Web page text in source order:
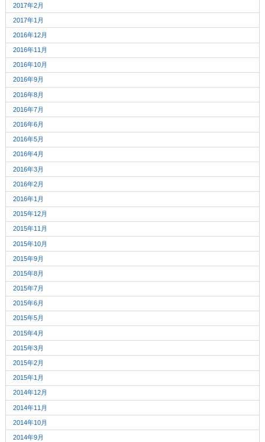
2017年2月
2017年1月
2016年12月
2016年11月
2016年10月
2016年9月
2016年8月
2016年7月
2016年6月
2016年5月
2016年4月
2016年3月
2016年2月
2016年1月
2015年12月
2015年11月
2015年10月
2015年9月
2015年8月
2015年7月
2015年6月
2015年5月
2015年4月
2015年3月
2015年2月
2015年1月
2014年12月
2014年11月
2014年10月
2014年9月